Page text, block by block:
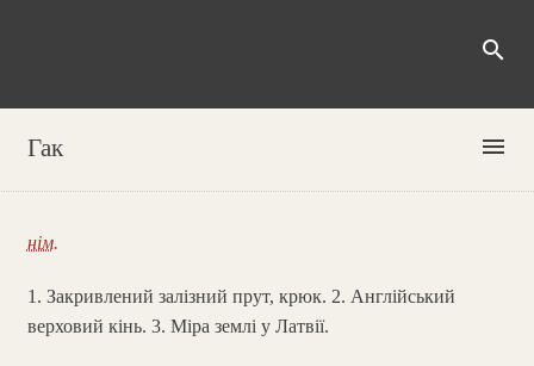
search
Гак menu
нім.
1. Закривлений залізний прут, крюк. 2. Англійський
верховий кінь. 3. Міра землі у Латвії.